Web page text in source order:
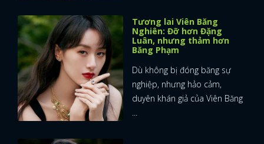
Tương lai Viên Băng
Nghiên: Đỡ hơn Đặng
Luân, nhưng thảm hơn
Băng Phạm
Dù không bị đóng băng sự
nghiệp, nhưng hảo cảm,
duyên khán giả của Viên Băng
...